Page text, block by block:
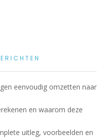
eenvoudig omzetten naar
en waarom deze
uitleg, voorbeelden en